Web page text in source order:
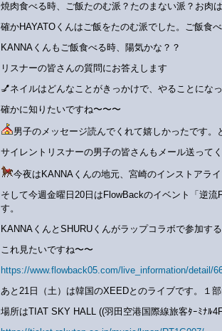
焼肉食べる時、ご飯たのむ派？たのまない派？お肉
確かHAYATOくんはご飯をたのむ派でした。ご飯食
KANNAくんもご飯食べる時、陽気かな？？
リスナーの皆さんの質問にお答えします
💅ネイルはどんなことがきっかけで、やることにな
確かに知りたいですね〜〜〜
男子のメッセージ読んでくれて嬉しかったです。
サイレントリスナーの男子の皆さんもメール送って
今夜はKANNAくんの地元、宮崎のインストアラ
そして今週金曜日20日はFlowBackのイベント「逆
す。
KANNAくんとSHURUくんがラップコラボで参加す
これ見たいですね〜〜
https://www.flowback05.com/live_information/detail/
あと21日（土）は韓国のXEEDとのライブです。
場所はTIAT SKY HALL ((羽田空港国際線旅客ﾀｰﾐﾅﾙ